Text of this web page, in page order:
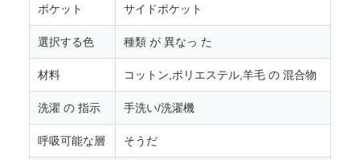
ポケット サイドポケット
選択する色 種類 が 異なっ た
材料 コットン,ポリエステル,羊毛 の 混合物
洗濯 の 指示 手洗い/洗濯機
呼吸可能な層 そうだ